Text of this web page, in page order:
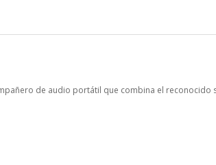
de audio portátil que combina el reconocido